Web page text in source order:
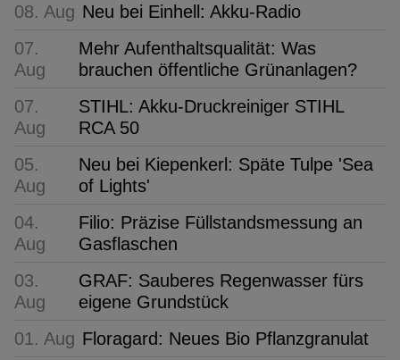
08. Aug Neu bei Einhell: Akku-Radio
07.
Aug
Mehr Aufenthaltsqualität: Was
brauchen öffentliche Grünanlagen?
07.
Aug
STIHL: Akku-Druckreiniger STIHL
RCA 50
05.
Aug
Neu bei Kiepenkerl: Späte Tulpe 'Sea
of Lights'
04.
Aug
Filio: Präzise Füllstandsmessung an
Gasflaschen
03.
Aug
GRAF: Sauberes Regenwasser fürs
eigene Grundstück
01. Aug Floragard: Neues Bio Pflanzgranulat